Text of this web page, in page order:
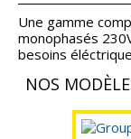
Une gamme
monophasés
besoins
NOS